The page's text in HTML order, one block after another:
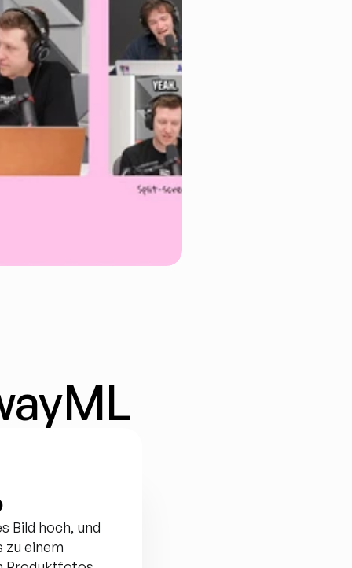
Bild hoch, und
zu einem